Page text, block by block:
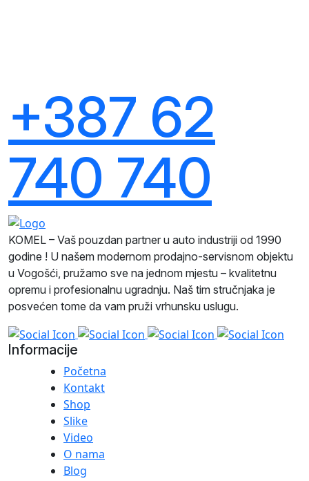
+387 62
740 740
KOMEL – Vaš pouzdan partner u auto industriji od 1990
godine ! U našem modernom prodajno-servisnom objektu
u Vogošći, pružamo sve na jednom mjestu – kvalitetnu
opremu i profesionalnu ugradnju. Naš tim stručnjaka je
posvećen tome da vam pruži vrhunsku uslugu.
Informacije
Početna
Kontakt
Shop
Slike
Video
O nama
Blog